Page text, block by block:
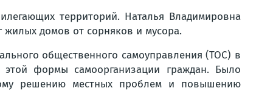
территорий. Наталья Владимировна
жилых домов от сорняков и мусора.
общественного самоуправления (ТОС) в
этой формы самоорганизации граждан. Было
решению местных проблем и повышению